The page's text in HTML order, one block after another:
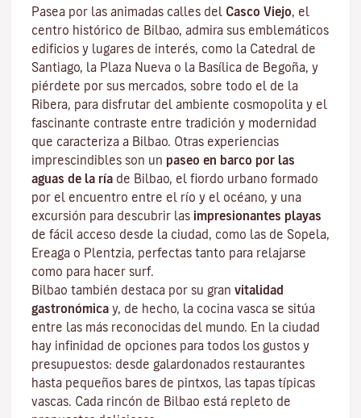
Pasea por las animadas calles del Casco Viejo, el
centro histórico de Bilbao, admira sus emblemáticos
edificios y lugares de interés, como la Catedral de
Santiago, la Plaza Nueva o la Basílica de Begoña, y
piérdete por sus mercados, sobre todo el de la
Ribera, para disfrutar del ambiente cosmopolita y el
fascinante contraste entre tradición y modernidad
que caracteriza a Bilbao. Otras experiencias
imprescindibles son un paseo en barco por las
aguas de la ría de Bilbao, el fiordo urbano formado
por el encuentro entre el río y el océano, y una
excursión para descubrir las impresionantes playas
de fácil acceso desde la ciudad, como las de Sopela,
Ereaga o Plentzia, perfectas tanto para relajarse
como para hacer surf.
Bilbao también destaca por su gran vitalidad
gastronómica y, de hecho, la cocina vasca se sitúa
entre las más reconocidas del mundo. En la ciudad
hay infinidad de opciones para todos los gustos y
presupuestos: desde galardonados restaurantes
hasta pequeños bares de pintxos, las tapas típicas
vascas. Cada rincón de Bilbao está repleto de